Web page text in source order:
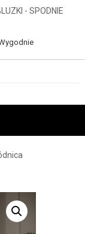
- SPODNIE